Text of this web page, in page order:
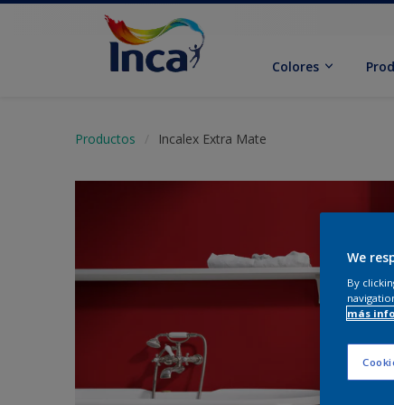
Colores
Productos Incalex Extra Mate
We
By
más